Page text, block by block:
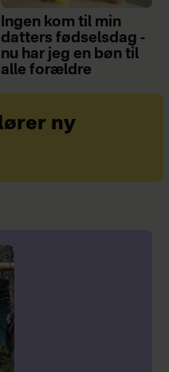
Ingen kom til min
datters fødselsdag -
nu har jeg en bøn til
alle forældre
ny